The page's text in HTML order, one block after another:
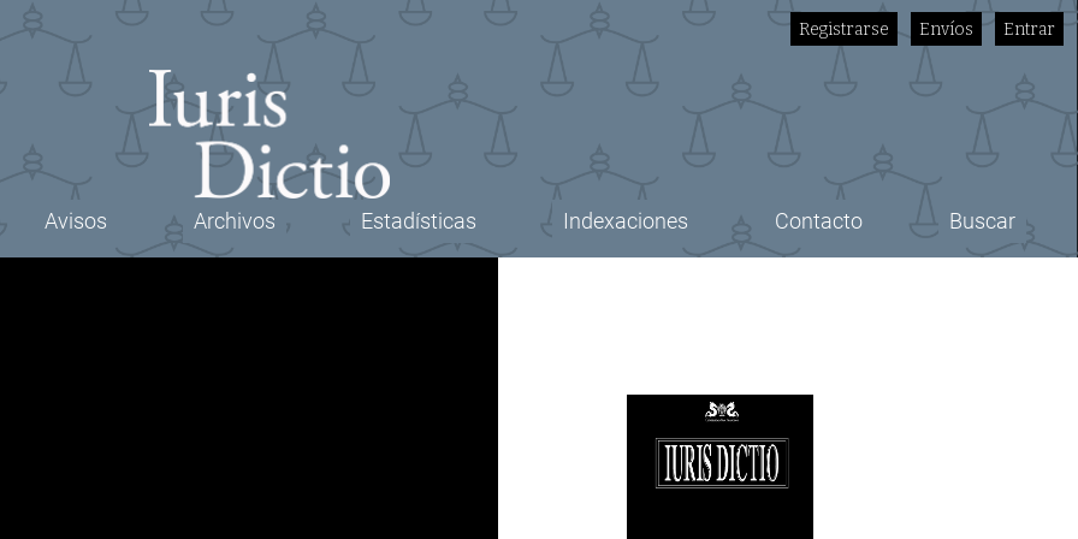
Registrarse Envíos Entrar
Avisos Archivos Estadísticas Indexaciones Contacto Buscar
Imagen de portada